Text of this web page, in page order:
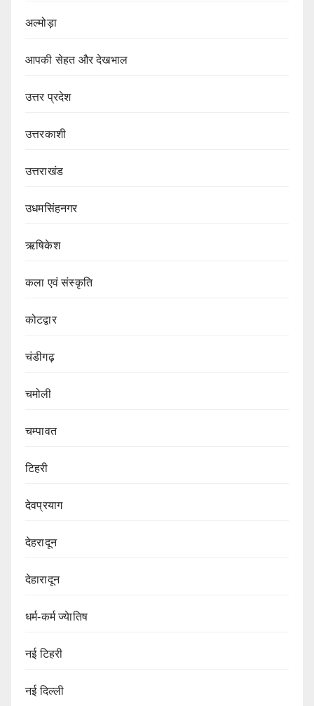
अल्मोड़ा
आपकी सेहत और देखभाल
उत्तर प्रदेश
उत्तरकाशी
उत्तराखंड
उधमसिंहनगर
ऋषिकेश
कला एवं संस्कृति
कोटद्वार
चंडीगढ़
चमोली
चम्पावत
टिहरी
देवप्रयाग
देहरादून
देहारादून
धर्म-कर्म ज्येातिष
नई टिहरी
नई दिल्ली